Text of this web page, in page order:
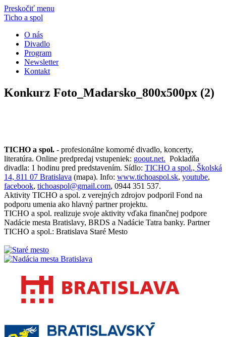
Preskočiť menu
Ticho a spol
O nás
Divadlo
Program
Newsletter
Kontakt
Konkurz Foto_Madarsko_800x500px (2)
TICHO a spol. - profesionálne komorné divadlo, koncerty,
literatúra. Online predpredaj vstupeniek: goout.net. Pokladňa
divadla: 1 hodinu pred predstavením. Sídlo: TICHO a spol., Školská
14, 811 07 Bratislava (mapa). Info: www.tichoaspol.sk, youtube,
facebook, tichoaspol@gmail.com, 0944 351 537.
Aktivity TICHO a spol. z verejných zdrojov podporil Fond na
podporu umenia ako hlavný partner projektu.
TICHO a spol. realizuje svoje aktivity vďaka finančnej podpore
Nadácie mesta Bratislavy, BRDS a Nadácie Tatra banky. Partner
TICHO a spol.: Bratislava Staré Mesto